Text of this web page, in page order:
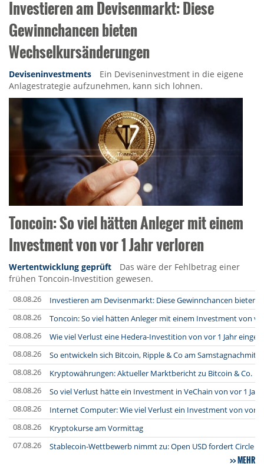
Investieren am Devisenmarkt: Diese
Gewinnchancen bieten
Wechselkursänderungen
Deviseninvestments
Ein Deviseninvestment in die eigene
Anlagestrategie aufzunehmen, kann sich lohnen.
Toncoin: So viel hätten Anleger mit einem
Investment von vor 1 Jahr verloren
Wertentwicklung geprüft
Das wäre der Fehlbetrag einer
frühen Toncoin-Investition gewesen.
08.08.26
Investieren am Devisenmarkt: Diese Gewinnchancen bieten
08.08.26
Toncoin: So viel hätten Anleger mit einem Investment von
08.08.26
Wie viel Verlust eine Hedera-Investition von vor 1 Jahr
08.08.26
So entwickeln sich Bitcoin, Ripple & Co am
08.08.26
Kryptowährungen: Aktueller Marktbericht zu Bitcoin & Co.
08.08.26
So viel Verlust hätte ein Investment in VeChain von vor 1
08.08.26
Internet Computer: Wie viel Verlust ein Investment von vor
08.08.26
Kryptokurse am Vormittag
07.08.26
Stablecoin-Wettbewerb nimmt zu: Open USD fordert Circle
MEHR